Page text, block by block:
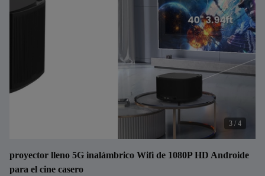
3 / 4
proyector lleno 5G inalámbrico Wifi de 1080P HD Androide
para el cine casero